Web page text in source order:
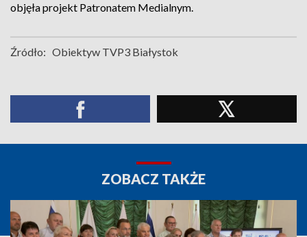
objęła projekt Patronatem Medialnym.
Źródło: Obiektyw TVP3 Białystok
ZOBACZ TAKŻE